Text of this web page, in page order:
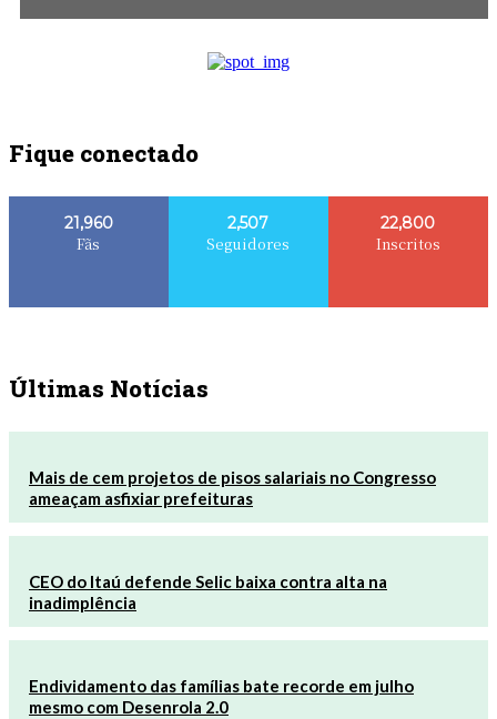
Fique conectado
21,960
Fãs
2,507
Seguidores
22,800
Inscritos
Últimas Notícias
Mais de cem projetos de pisos salariais no Congresso
ameaçam asfixiar prefeituras
CEO do Itaú defende Selic baixa contra alta na
inadimplência
Endividamento das famílias bate recorde em julho
mesmo com Desenrola 2.0